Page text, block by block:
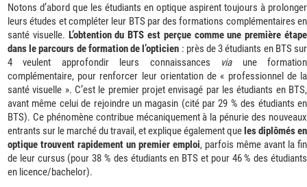
Notons d’abord que les étudiants en optique aspirent toujours à prolonger
leurs études et compléter leur BTS par des formations complémentaires en
santé visuelle. L’obtention du BTS est perçue comme une première étape
dans le parcours de formation de l’opticien : près de 3 étudiants en BTS sur
4 veulent approfondir leurs connaissances
viaune formation
complémentaire, pour renforcer leur orientation de « professionnel de la
santé visuelle ». C’est le premier projet envisagé par les étudiants en BTS,
avant même celui de rejoindre un magasin (cité par 29 % des étudiants en
BTS). Ce phénomène contribue mécaniquement à la pénurie des nouveaux
entrants sur le marché du travail, et explique également queles diplômés en
optique trouvent rapidement un premier emploi, parfois même avant la fin
de leur cursus (pour 38 % des étudiants en BTS et pour 46 % des étudiants
en licence/bachelor).